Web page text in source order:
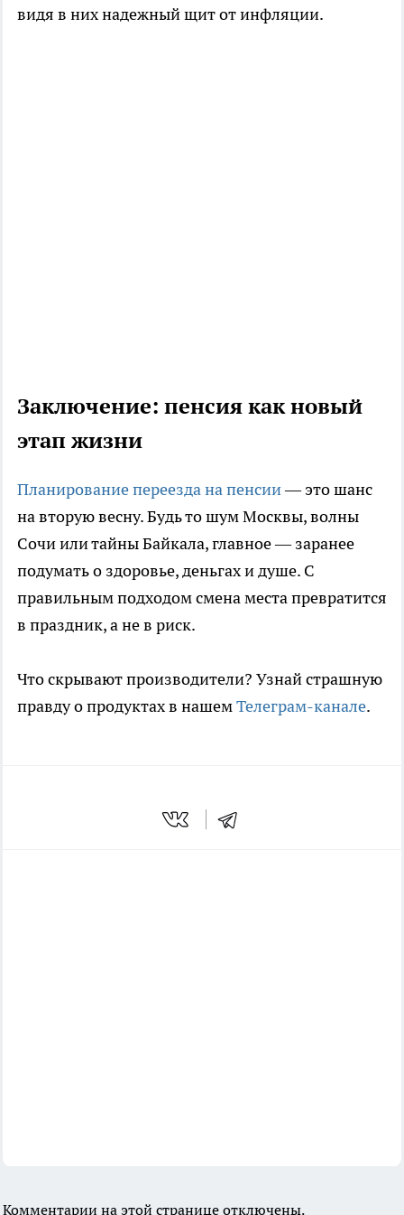
видя в них надежный щит от инфляции.
Заключение: пенсия как новый
этап жизни
Планирование переезда на пенсии— это шанс
на вторую весну. Будь то шум Москвы, волны
Сочи или тайны Байкала, главное — заранее
подумать о здоровье, деньгах и душе. С
правильным подходом смена места превратится
в праздник, а не в риск.
Что скрывают производители? Узнай страшную
правду о продуктах в нашемТелеграм-канале.
Комментарии на этой странице отключены.